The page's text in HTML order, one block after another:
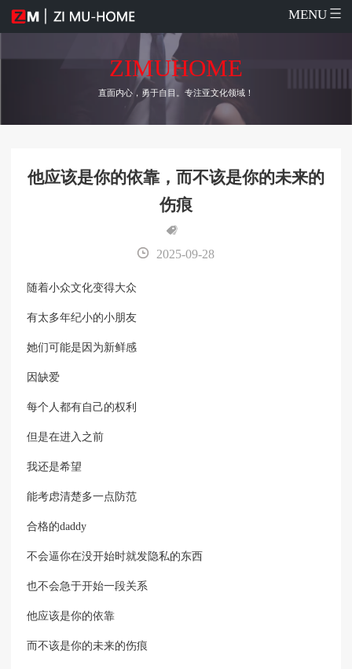
MENU
ZIMUHOME
直面内心，勇于自目。专注亚文化领域！
他应该是你的依靠，而不该是你的未来的
伤痕
2025-09-28
随着小众文化变得大众
有太多年纪小的小朋友
她们可能是因为新鲜感
因缺爱
每个人都有自己的权利
但是在进入之前
我还是希望
能考虑清楚多一点防范
合格的daddy
不会逼你在没开始时就发隐私的东西
也不会急于开始一段关系
他应该是你的依靠
而不该是你的未来的伤痕